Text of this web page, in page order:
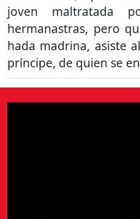
joven maltratada
hermanastras, pero
hada madrina, asiste
príncipe, de quien se